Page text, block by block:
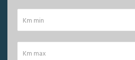
Km min
Km max